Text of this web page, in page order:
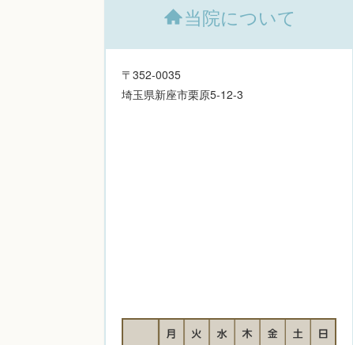
当院について
〒352-0035
埼玉県新座市栗原5-12-3